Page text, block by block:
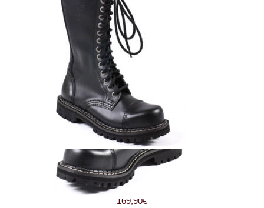
Angry Itch 14-Loch Gothic
Punk Army Ranger Lederstiefel
169,90€